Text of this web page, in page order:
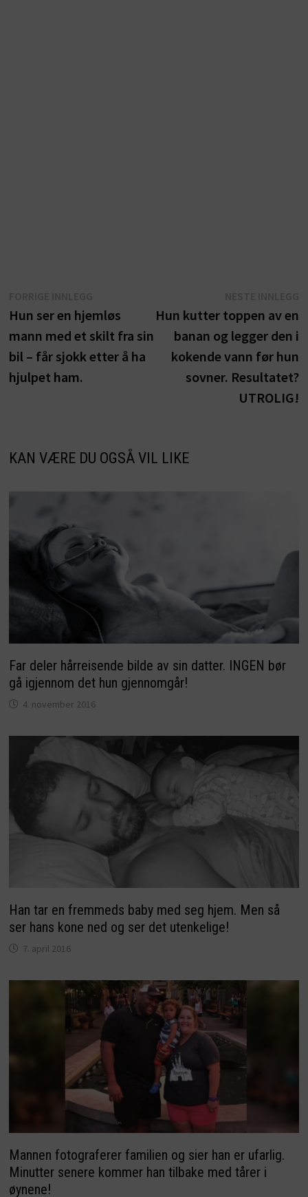
innlegg:
Hun ser en hjemløs
mann med et skilt fra sin
bil – får sjokk etter å ha
hjulpet ham.
Hun kutter toppen av en
banan og legger den i
kokende vann før hun
sovner. Resultatet?
UTROLIG!
KAN VÆRE DU OGSÅ VIL LIKE
Far deler hårreisende bilde av sin datter. INGEN bør
gå igjennom det hun gjennomgår!
4. november 2016
Han tar en fremmeds baby med seg hjem. Men så
ser hans kone ned og ser det utenkelige!
7. april 2016
Mannen fotograferer familien og sier han er ufarlig.
Minutter senere kommer han tilbake med tårer i
øynene!